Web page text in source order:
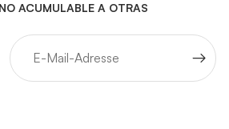
ACUMULABLE A OTRAS